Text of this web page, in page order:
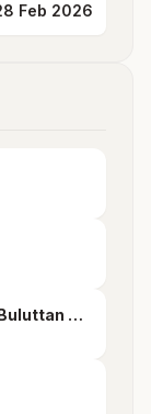
Feb 2026
Gözüm Dedim Sevgilime Dedi Buluttan Bahsetme